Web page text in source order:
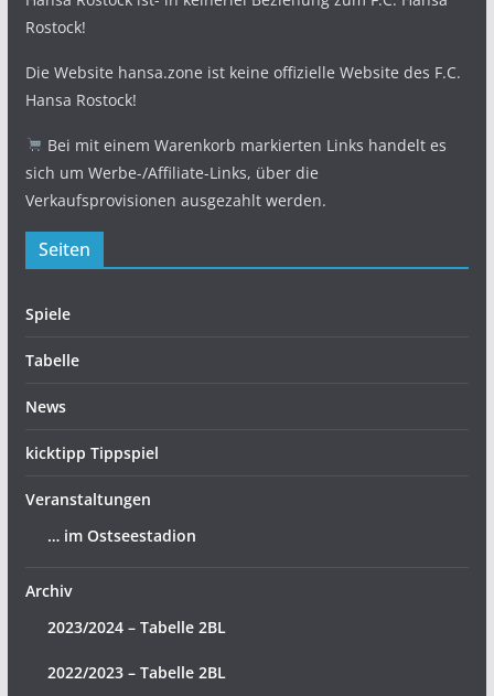
Rostock!
Die Website hansa.zone ist keine offizielle Website des F.C.
Hansa Rostock!
Bei mit einem Warenkorb markierten Links handelt es
sich um Werbe-/Affiliate-Links, über die
Verkaufsprovisionen ausgezahlt werden.
Seiten
Spiele
Tabelle
News
kicktipp Tippspiel
Veranstaltungen
… im Ostseestadion
Archiv
2023/2024 – Tabelle 2BL
2022/2023 – Tabelle 2BL